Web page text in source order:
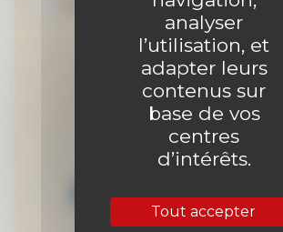
analyser
l’utilisation, et
adapter leurs
contenus sur
base de vos
centres
d’intérêts.
Tout accepter
Je suis abonné au site